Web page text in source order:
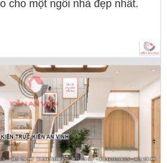
cho một ngôi nhà đẹp nhất.